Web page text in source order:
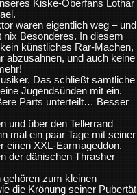
Kiske-Oberfans Lothar
waren eigentlich weg – und
Besonderes. In diesem
künstliches Rar-Machen,
abzusahnen, und auch keine
Das schließt sämtliche
Jugendsünden mit ein.
Parts unterteilt… Besser
und über den Tellerrand
mal ein paar Tage mit seiner
einen XXL-Earmageddon.
der dänischen Thrasher
gehören zum kleinen
die Krönung seiner Pubertät